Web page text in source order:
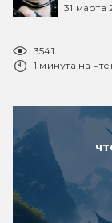
31 марта
3541
1 минута на